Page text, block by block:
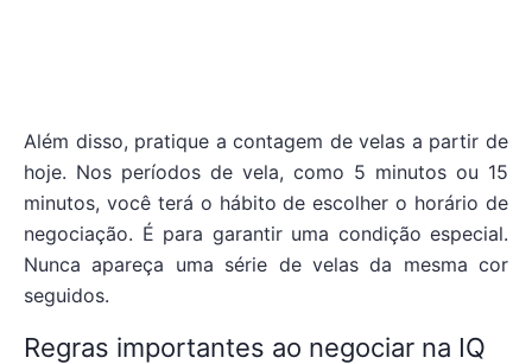
Além disso, pratique a contagem de velas a partir de
hoje. Nos períodos de vela, como 5 minutos ou 15
minutos, você terá o hábito de escolher o horário de
negociação. É para garantir uma condição especial.
Nunca apareça uma série de velas da mesma cor
seguidos.
Regras importantes ao negociar na IQ